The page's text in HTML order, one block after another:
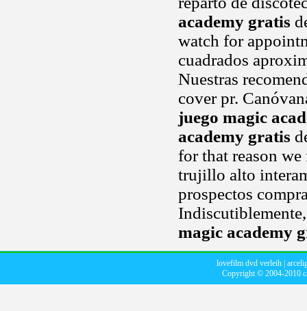
academy gratis
watch for
cuadrados
Nuestras
cover pr.
juego magic
academy gratis
for that reason we
trujillo alto
prospectos
magic academy
lovefilm dvd verleih|
Copyright © 2004-2010